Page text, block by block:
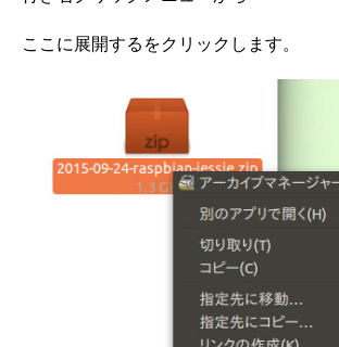
ここに展開するをクリックします。